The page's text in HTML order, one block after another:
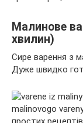
Малинове
хвилин)
Сире варення з
Дуже швидко